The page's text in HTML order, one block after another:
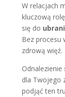
W relacjach
kluczową
się do
Bez procesu
zdrową więź.
Odnalezienie
dla Twojego
podjąć ten